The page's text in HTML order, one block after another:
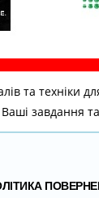
техніки
Ваші завдання